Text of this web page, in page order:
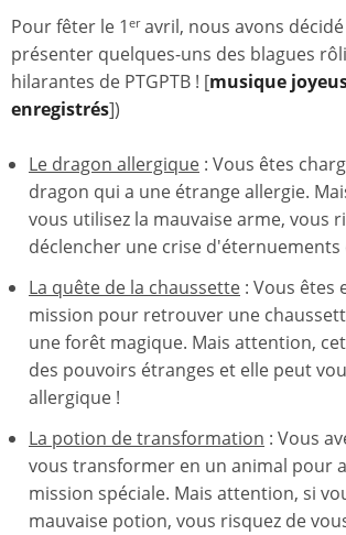
Pour fêter le 1 eravril, nous avons
présenter quelques-uns des blagues
hilarantes de PTGPTB ! [musique
enregistrés])
Le dragon allergique : Vous êtes
dragon qui a une étrange allergie.
vous utilisez la mauvaise arme, vous
déclencher une crise d'éternuements
La quête de la chaussette : Vous êtes
mission pour retrouver une
une forêt magique. Mais attention,
des pouvoirs étranges et elle peut
allergique !
La potion de transformation : Vous
vous transformer en un animal pour
mission spéciale. Mais attention, si
mauvaise potion, vous risquez de